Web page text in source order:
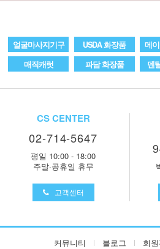
얼굴마사지기구 USDA 화장품 메
매직캐럿
파담 화장품 덴
CS CENTER
02-714-5647
평일 10:00 - 18:00
주말·공휴일 휴무
고객센터
커뮤니티 블로그 회